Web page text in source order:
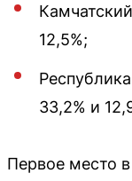
12,5%;
33,2% и
Первое место